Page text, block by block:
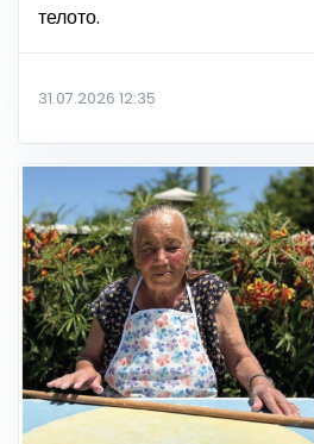
телото.
31.07.2026 12:35